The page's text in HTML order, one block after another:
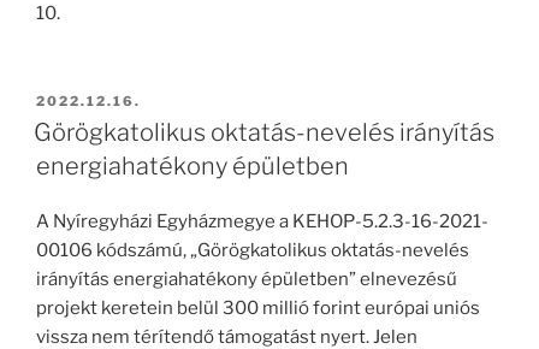
10.
BEKÜLDVE:
2022.12.16.
Görögkatolikus oktatás-nevelés irányítás
energiahatékony épületben
A Nyíregyházi Egyházmegye a KEHOP-5.2.3-16-2021-
00106 kódszámú, „Görögkatolikus oktatás-nevelés
irányítás energiahatékony épületben” elnevezésű
projekt keretein belül 300 millió forint európai uniós
vissza nem térítendő támogatást nyert. Jelen